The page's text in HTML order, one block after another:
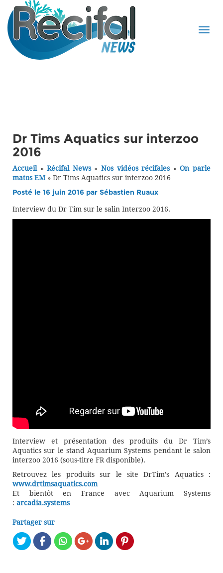
Dr Tims Aquatics sur interzoo
2016
Accueil»Récifal News»Nos vidéos récifales»On parle
matos EM» Dr Tims Aquatics sur interzoo 2016
Posté le 16 juin 2016 par Sébastien Ruaux
Interview du Dr Tim sur le salin Interzoo 2016.
Interview et présentation des produits du Dr Tim’s
Aquatics sur le stand Aquarium Systems pendant le salon
interzoo 2016 (sous-titre FR disponible).
Retrouvez les produits sur le site DrTim’s Aquatics :
www.drtimsaquatics.com
Et bientôt en France avec Aquarium Systems
: arcadia.systems
Partager sur